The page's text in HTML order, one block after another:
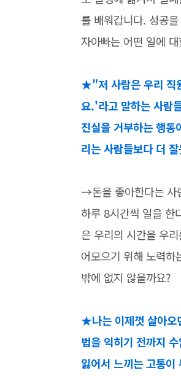
를 배워갑니다. 성공
자아빠는 어떤 일에
★"저 사람은 우리 직
요.'라고 말하는 사람
진실을 거부하는 행
리는 사람들보다 더
→돈을 좋아한다는 사
하루 8시간씩 일을 한
은 우리의 시간을 우
어모으기 위해 노력
밖에 없지 않을까요?
★나는 이제껏 살아오
법을 익히기 전까지
잃어서 느끼는 고통